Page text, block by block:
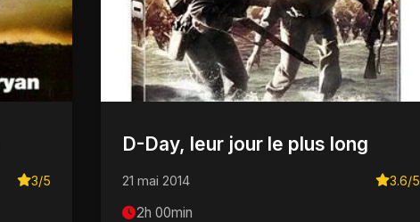
3/5
D-Day, leur jour le plus long
21 mai 2014 3.6/5
2h 00min